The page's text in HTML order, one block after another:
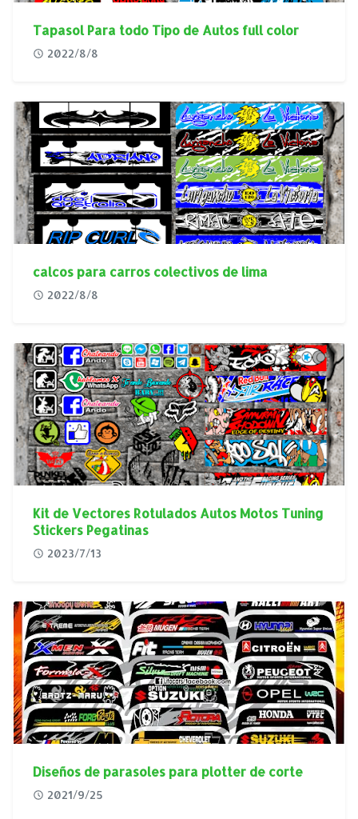
Tapasol Para todo Tipo de Autos full color
2022/8/8
calcos para carros colectivos de lima
2022/8/8
Kit de Vectores Rotulados Autos Motos Tuning
Stickers Pegatinas
2023/7/13
Diseños de parasoles para plotter de corte
2021/9/25